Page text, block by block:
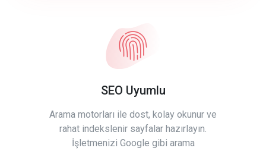
SEO Uyumlu
Arama motorları ile dost, kolay okunur ve
rahat indekslenir sayfalar hazırlayın.
İşletmenizi Google gibi arama